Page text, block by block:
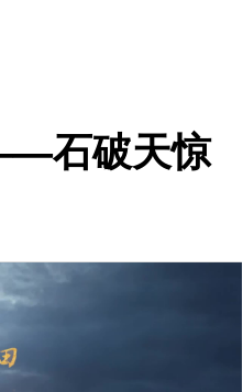
石破天惊